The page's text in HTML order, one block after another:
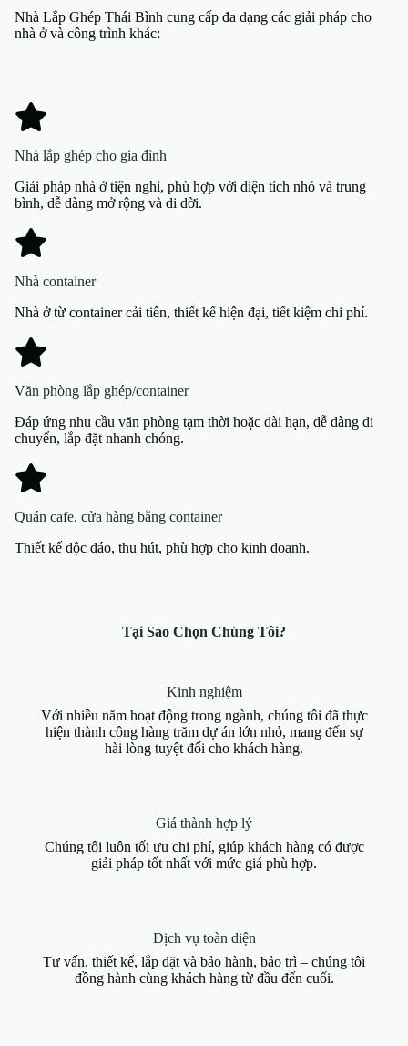
Nhà Lắp Ghép Thái Bình cung cấp đa dạng các giải pháp cho
nhà ở và công trình khác:
Nhà lắp ghép cho gia đình
Giải pháp nhà ở tiện nghi, phù hợp với diện tích nhỏ và trung
bình, dễ dàng mở rộng và di dời.
Nhà container
Nhà ở từ container cải tiến, thiết kế hiện đại, tiết kiệm chi phí.
Văn phòng lắp ghép/container
Đáp ứng nhu cầu văn phòng tạm thời hoặc dài hạn, dễ dàng di
chuyển, lắp đặt nhanh chóng.
Quán cafe, cửa hàng bằng container
Thiết kế độc đáo, thu hút, phù hợp cho kinh doanh.
Tại Sao Chọn Chúng Tôi?
Kinh nghiệm
Với nhiều năm hoạt động trong ngành, chúng tôi đã thực
hiện thành công hàng trăm dự án lớn nhỏ, mang đến sự
hài lòng tuyệt đối cho khách hàng.
Giá thành hợp lý
Chúng tôi luôn tối ưu chi phí, giúp khách hàng có được
giải pháp tốt nhất với mức giá phù hợp.
Dịch vụ toàn diện
Tư vấn, thiết kế, lắp đặt và bảo hành, bảo trì – chúng tôi
đồng hành cùng khách hàng từ đầu đến cuối.